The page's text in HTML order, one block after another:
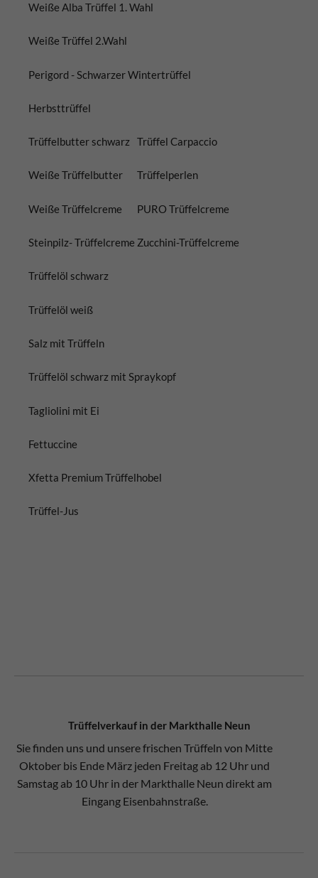
Weiße Alba Trüffel 1. Wahl
Weiße Trüffel 2.Wahl
Perigord - Schwarzer Wintertrüffel
Herbsttrüffel
Trüffelbutter schwarz
Weiße Trüffelbutter
Weiße Trüffelcreme
Steinpilz- Trüffelcreme
Trüffel Carpaccio
Trüffelperlen
PURO Trüffelcreme
Zucchini-Trüffelcreme
Trüffelöl schwarz
Trüffelöl weiß
Salz mit Trüffeln
Trüffelöl schwarz mit Spraykopf
Tagliolini mit Ei
Fettuccine
Xfetta Premium Trüffelhobel
Trüffel-Jus
Trüffelverkauf in der Markthalle Neun
Sie finden uns und unsere frischen Trüffeln von Mitte
Oktober bis Ende März jeden Freitag ab 12 Uhr und
Samstag ab 10 Uhr in der Markthalle Neun direkt am
Eingang Eisenbahnstraße.